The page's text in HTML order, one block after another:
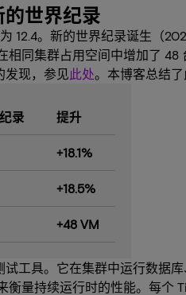
世界纪录
12.4。新的世界纪录诞生（
相同集群占用空间中增加了
发现，参见此处。本博客总结
录 提升
+18.1%
+18.5%
+48 VM
工具。它在集群中运行数据
衡量持续运行时的性能。每个